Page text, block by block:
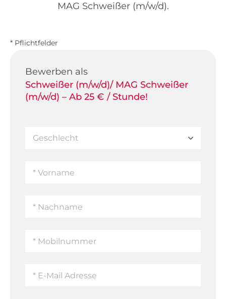
MAG Schweißer (m/w/d).
* Pflichtfelder
Bewerben als
Schweißer (m/w/d)/ MAG Schweißer
(m/w/d) – Ab 25 € / Stunde!